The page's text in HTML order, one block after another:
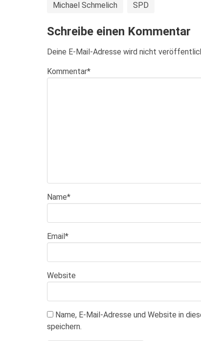
Michael Schmelich SPD
Schreibe einen Kommentar
Deine E-Mail-Adresse wird nicht
Kommentar*
Name*
Email*
Website
Name, E-Mail-Adresse und Website in
speichern.